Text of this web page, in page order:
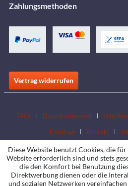
Zahlungsmethoden
Vertrag widerrufen
FAQs Downloadbereich
Kataloge
Kontakt
Diese Website benutzt Cookies, die
Website erforderlich sind und stets
die den Komfort bei Benutzung
Direktwerbung dienen oder die
und sozialen Netzwerken